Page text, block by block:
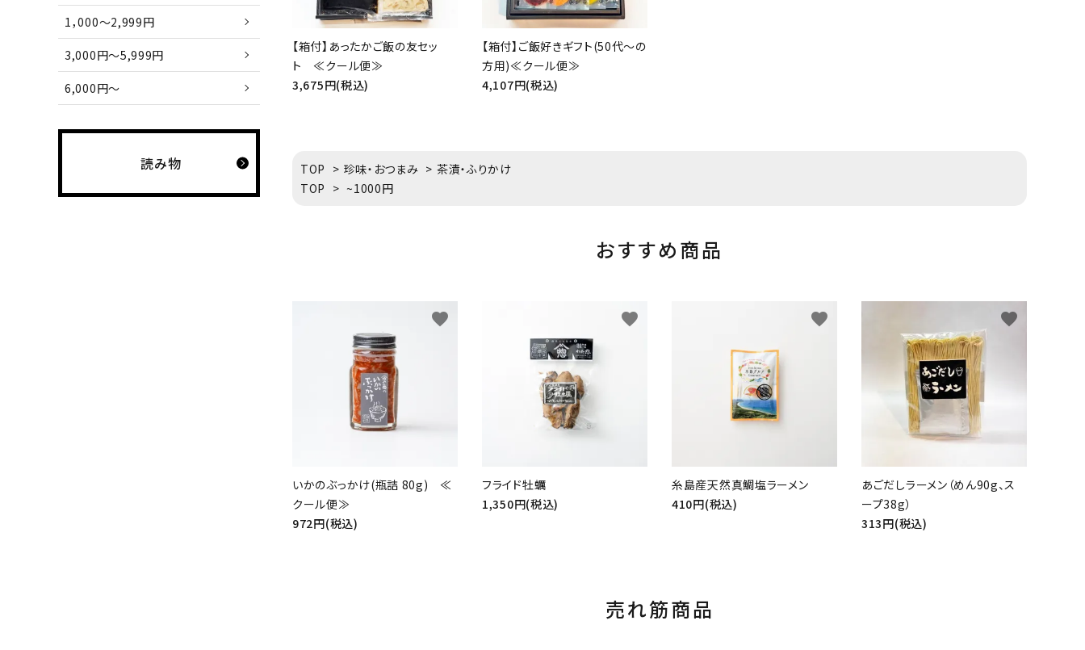
【箱付】あったかご飯の友セッ
ト ≪クール便≫
3,675円(税込)
【箱付】ご飯好きギフト(50代～の
方用)≪クール便≫
4,107円(税込)
TOP > 珍味・おつまみ > 茶漬・ふりかけ
TOP > ~1000円
おすすめ商品
いかのぶっかけ(瓶詰 80g) ≪
クール便≫
972円(税込)
favorite
フライド牡蠣
1,350円(税込)
favorite
糸島産天然真鯛塩ラーメン
410円(税込)
favorite
あごだしラーメン（めん90g、ス
ープ38g）
313円(税込)
favorite
売れ筋商品
1，000～2,999円
3,000円～5,999円
6,000円～
読み物